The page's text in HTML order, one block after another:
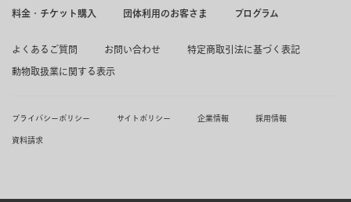
料金・チケット購入 団体利用のお客さま プログラム
よくあるご質問 お問い合わせ
特定商取引法に基づく表記
動物取扱業に関する表示
プライバシーポリシー サイトポリシー 企業情報
採用情報
資料請求